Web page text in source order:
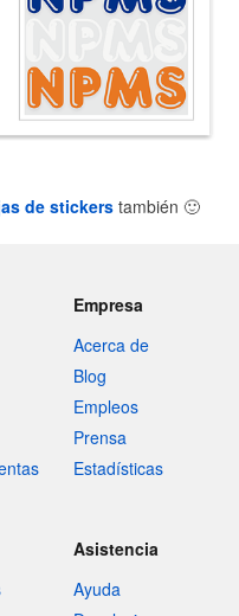
de stickerstambién 🙂
Empresa
Acerca de
Blog
Empleos
Prensa
Estadísticas
Asistencia
Ayuda